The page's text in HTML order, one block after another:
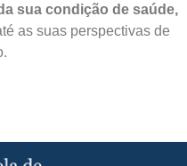
sua condição de saúde,
as suas perspectivas de